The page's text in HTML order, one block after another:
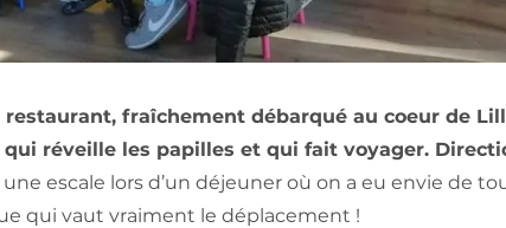
restaurant, fraîchement débarqué au coeur de
réveille les papilles et qui fait voyager.
escale lors d’un déjeuner où on a eu envie de
qui vaut vraiment le déplacement !